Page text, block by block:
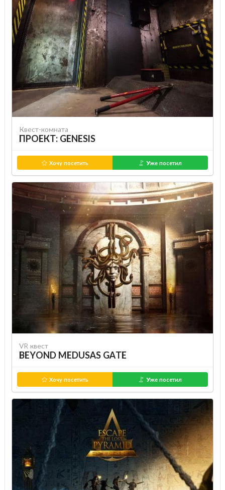
Квест-комната
ПРОЕКТ: GENESIS
Хочу посетить Уже посетил
VR квест
BEYOND MEDUSAS GATE
Хочу посетить Уже посетил